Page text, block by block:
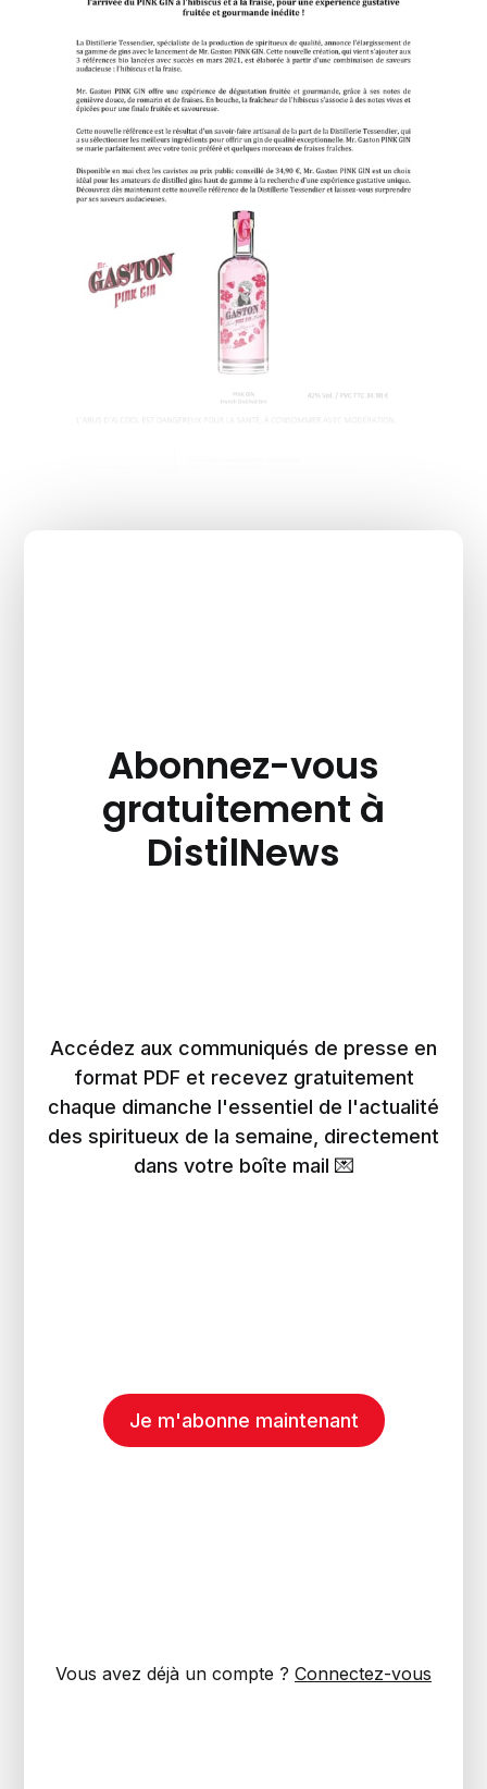
Abonnez-vous
gratuitement à
DistilNews
Accédez aux communiqués de presse en
format PDF et recevez gratuitement
chaque dimanche l'essentiel de l'actualité
des spiritueux de la semaine, directement
dans votre boîte mail 💌
Je m'abonne maintenant
Vous avez déjà un compte ? Connectez-vous